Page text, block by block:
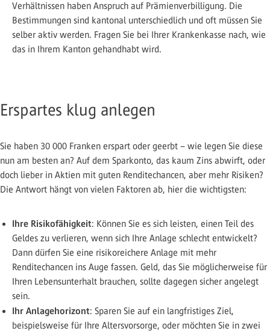
Verhältnissen haben Anspruch auf Prämienverbilligung. Die
Bestimmungen sind kantonal unterschiedlich und oft müssen Sie
selber aktiv werden. Fragen Sie bei Ihrer Krankenkasse nach, wie
das in Ihrem Kanton gehandhabt wird.
Erspartes klug anlegen
Sie haben 30 000 Franken erspart oder geerbt – wie legen Sie diese
nun am besten an? Auf dem Sparkonto, das kaum Zins abwirft, oder
doch lieber in Aktien mit guten Renditechancen, aber mehr Risiken?
Die Antwort hängt von vielen Faktoren ab, hier die wichtigsten:
Ihre Risikofähigkeit: Können Sie es sich leisten, einen Teil des
Geldes zu verlieren, wenn sich Ihre Anlage schlecht entwickelt?
Dann dürfen Sie eine risikoreichere Anlage mit mehr
Renditechancen ins Auge fassen. Geld, das Sie möglicherweise für
Ihren Lebensunterhalt brauchen, sollte dagegen sicher angelegt
sein.
Ihr Anlagehorizont: Sparen Sie auf ein langfristiges Ziel,
beispielsweise für Ihre Altersvorsorge, oder möchten Sie in zwei